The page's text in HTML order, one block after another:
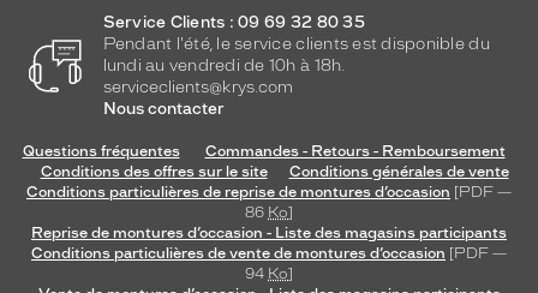
Service Clients : 09 69 32 80 35
Pendant l'été, le service clients est disponible du
lundi au vendredi de 10h à 18h.
serviceclients@krys.com
Nous contacter
Questions fréquentes
Commandes - Retours - Remboursement
Conditions des offres sur le site
Conditions générales de vente
Conditions particulières de reprise de montures d’occasion [PDF —
86 Ko]
Reprise de montures d’occasion - Liste des magasins participants
Conditions particulières de vente de montures d’occasion [PDF —
94 Ko]